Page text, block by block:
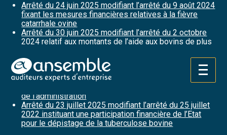
Aller
au
Arrêté du 24 juin 2025 modifiant l’arrêté du 9 août 2024
fixant les mesures financières relatives à la fièvre
catarrhale ovine
Arrêté du 30 juin 2025 modifiant l’arrêté du 2 octobre
2024 relatif aux montants de l’aide aux bovins de plus
hors Corse, pour la campagne 2024
Arrêté du 17 juillet 2025 modifiant l’arrêté du 30 mars
2001 fixant les modalités de l’estimation des animaux
de l’administration
Arrêté du 23 juillet 2025 modifiant l’arrêté du 25 juillet
2022 instituant une participation financière de l’Etat
pour le dépistage de la tuberculose bovine